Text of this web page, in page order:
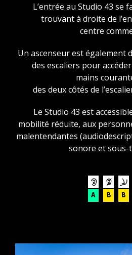
L’entrée au Studio 43 se
trouvant à droite de
centre
Un ascenseur est également
des escaliers pour
mains
des deux côtés de
Le Studio 43 est
mobilité réduite, aux
malentendantes
sonore et sous-